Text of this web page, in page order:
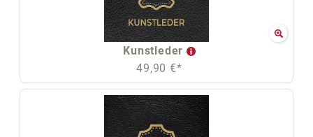
Kunstleder
49,90 €*